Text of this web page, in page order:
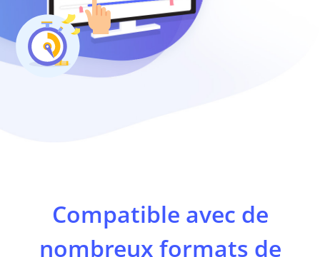
Compatible avec de
nombreux formats de